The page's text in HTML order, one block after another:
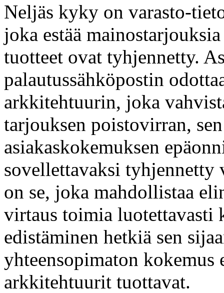
Neljäs kyky on varasto-
joka estää
tuotteet ovat tyhjennetty.
palautussähköpostin
arkkitehtuurin, joka
tarjouksen poistovirran,
asiakaskokemuksen
sovellettavaksi
on se, joka mahdollistaa
virtaus toimia luotettavasti
edistäminen hetkiä sen
yhteensopimaton kokemus
arkkitehtuurit tuottavat.